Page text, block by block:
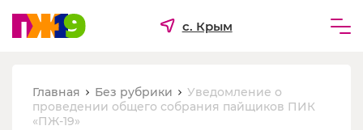
с. Крым
Бизнесу
Главная Без рубрики
Уведомление о
проведении общего собрания пайщиков ПИК
«ПЖ-19»